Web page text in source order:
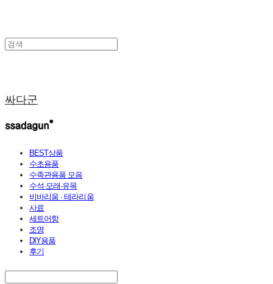
싸다군
BEST상품
수초용품
수족관용품 모음
수석·모래·유목
비바리움 · 테라리움
사료
세트어항
조명
DIY용품
후기